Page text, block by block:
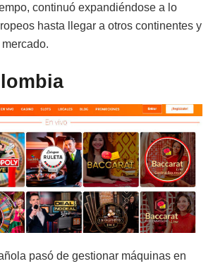
continuó expandiéndose a lo
hasta llegar a otros continentes y
pasó de gestionar máquinas en